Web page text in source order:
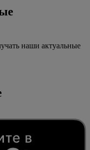
наши актуальные